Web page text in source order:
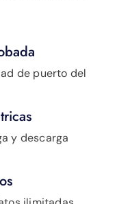
de puerto del
y descarga